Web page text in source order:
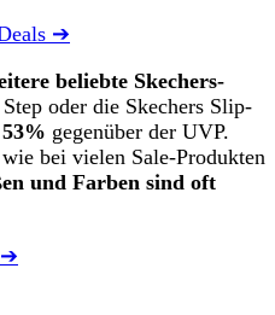
➔
beliebte Skechers-
oder die Skechers Slip-
gegenüber der UVP.
bei vielen Sale-Produkten
und Farben sind oft
➔